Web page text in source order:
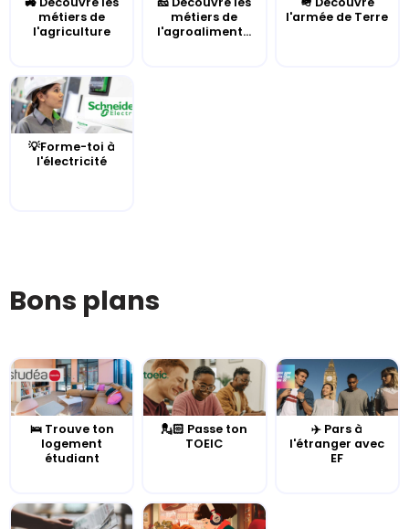
métiers de
l'agriculture
métiers de
l'agroaliment...
l'armée de Terre
💡Forme-toi à
l'électricité
Bons plans
🛌 Trouve ton
logement
étudiant
💂🏻 Passe ton
TOEIC
✈️ Pars à
l'étranger avec
EF